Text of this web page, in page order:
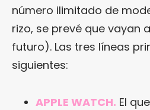
número ilimitado de
rizo, se prevé que vayan
futuro). Las tres líneas
siguientes:
APPLE WATCH. El